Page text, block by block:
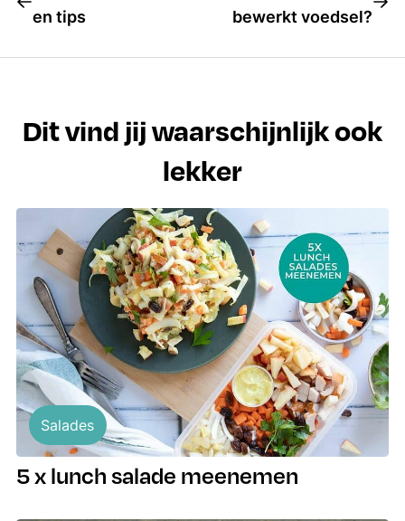
en tips
bewerkt voedsel?
Dit vind jij waarschijnlijk ook
lekker
Salades
5 x lunch salade meenemen